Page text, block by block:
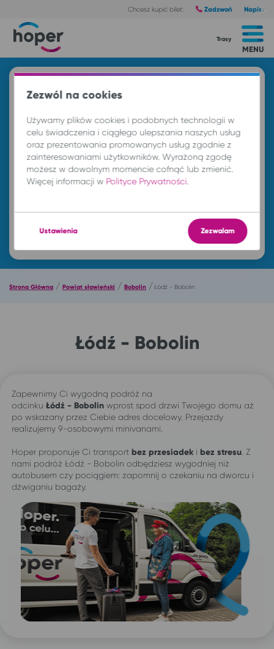
Chcesz kupić bilet: Zadzwoń Napisz
MENU
Trasy
DO
Znajdź przejazd
Strona Główna / Powiat sławieński / Bobolin /Łódź - Bobolin
Łódź - Bobolin
Zapewnimy Ci wygodną podróż na
odcinku Łódź - Bobolin wprost spod drzwi Twojego domu aż
po wskazany przez Ciebie adres docelowy. Przejazdy
realizujemy 9-osobowymi minivanami.
Hoper proponuje Ci transport bez przesiadek i bez stresu . Z
nami podróż Łódź - Bobolin odbędziesz wygodniej niż
autobusem czy pociągiem: zapomnij o czekaniu na dworcu i
dźwiganiu bagaży.
Zezwól na cookies
Używamy plików cookies i podobnych technologii w
celu świadczenia i ciągłego ulepszania naszych usług
oraz prezentowania promowanych usług zgodnie z
zainteresowaniami użytkowników. Wyrażoną zgodę
możesz w dowolnym momencie cofnąć lub zmienić.
Więcej informacji w Polityce Prywatności
Ustawienia Zezwalam